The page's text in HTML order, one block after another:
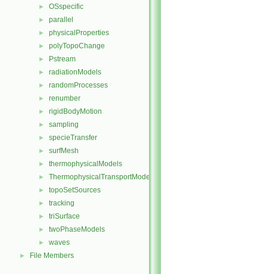
► OSspecific
► parallel
► physicalProperties
► polyTopoChange
► Pstream
► radiationModels
► randomProcesses
► renumber
► rigidBodyMotion
► sampling
► specieTransfer
► surfMesh
► thermophysicalModels
► ThermophysicalTransportModels
► topoSetSources
► tracking
► triSurface
► twoPhaseModels
► waves
► File Members